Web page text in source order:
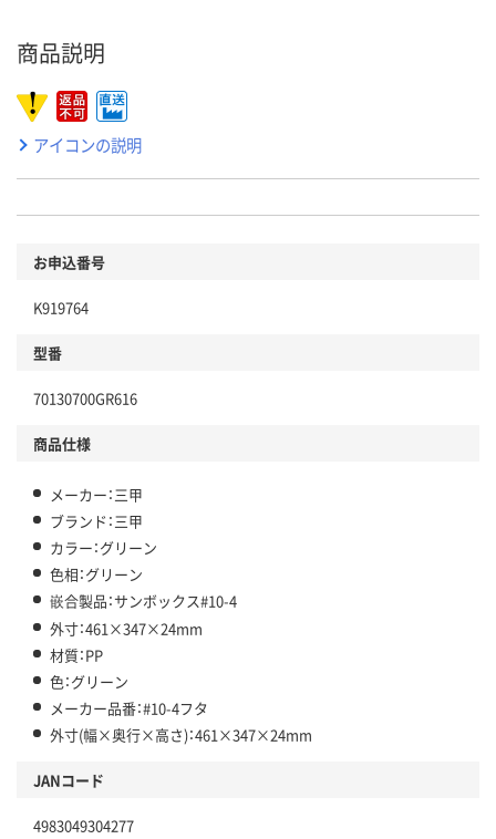
商品説明
アイコンの説明
お申込番号
K919764
型番
70130700GR616
商品仕様
メーカー：三甲
ブランド：三甲
カラー：グリーン
色相：グリーン
嵌合製品：サンボックス#10-4
外寸：461×347×24mm
材質：PP
色：グリーン
メーカー品番：#10-4フタ
外寸(幅×奥行×高さ)：461×347×24mm
JANコード
4983049304277